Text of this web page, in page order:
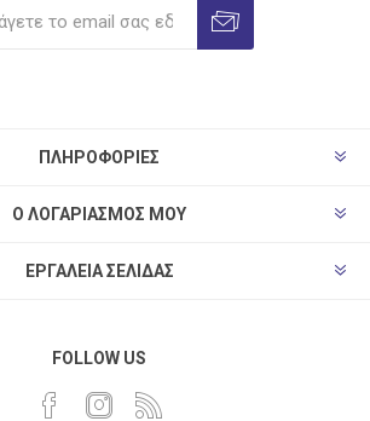
ΠΛΗΡΟΦΟΡΊΕΣ
Ο ΛΟΓΑΡΙΑΣΜΌΣ ΜΟΥ
ΕΡΓΑΛΕΊΑ ΣΕΛΊΔΑΣ
FOLLOW US